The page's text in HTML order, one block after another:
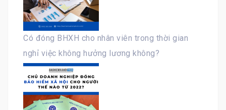
Có đóng BHXH cho nhân viên trong thời gian
nghỉ việc không hưởng lương không?